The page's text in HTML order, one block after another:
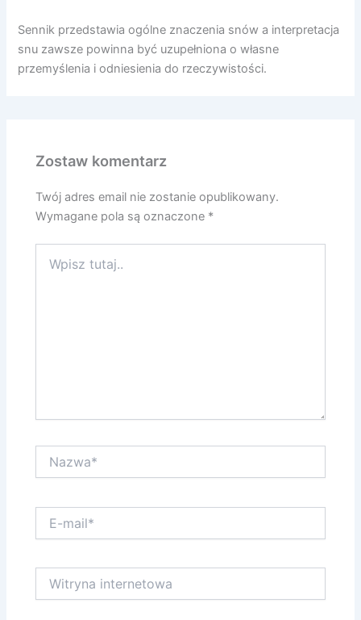
Sennik przedstawia ogólne znaczenia snów a interpretacja
snu zawsze powinna być uzupełniona o własne
przemyślenia i odniesienia do rzeczywistości.
Zostaw komentarz
Twój adres email nie zostanie opublikowany.
Wymagane pola są oznaczone *
tutaj..
mail*
internetowa